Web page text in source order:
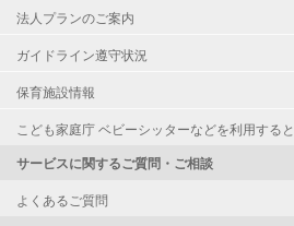
法人プランのご案内
ガイドライン遵守状況
保育施設情報
こども家庭庁 ベビーシッターなどを利用する
サービスに関するご質問・ご相談
よくあるご質問